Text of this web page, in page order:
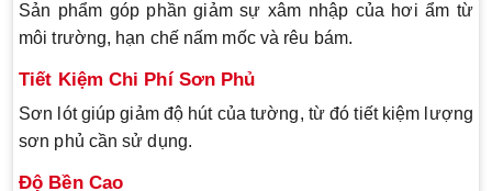
Sản phẩm góp phần giảm sự xâm nhập của hơi ẩm từ
môi trường, hạn chế nấm mốc và rêu bám.
Tiết Kiệm Chi Phí Sơn Phủ
Sơn lót giúp giảm độ hút của tường, từ đó tiết kiệm lượng
sơn phủ cần sử dụng.
Độ Bền Cao